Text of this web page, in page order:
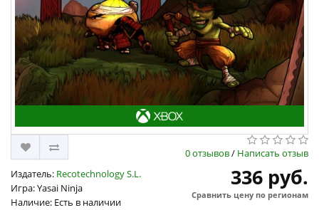
0 отзывов/ Написать отзыв
Издатель: Recotechnology S.L.
Игра: Yasai Ninja
Наличие: Есть в наличии
336 руб.
Сравнить цену по регионам